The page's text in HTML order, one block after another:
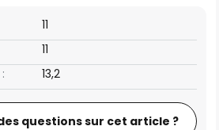
11
11
13,2
questions sur cet article ?